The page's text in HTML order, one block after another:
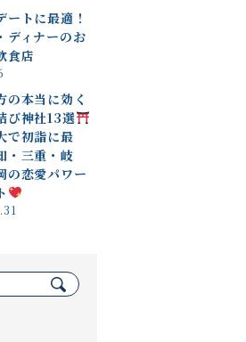
ートに最適！
ディナーのお
食店
の本当に効く
び神社13選
で初詣に最
・三重・岐
の恋愛パワー